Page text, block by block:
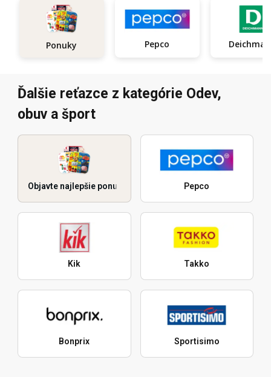
Ponuky Pepco
Ďalšie reťazce z kategórie Odev,
obuv a šport
Objavte najlepšie ponuky Pepco
Kik Takko
Bonprix Sportisimo